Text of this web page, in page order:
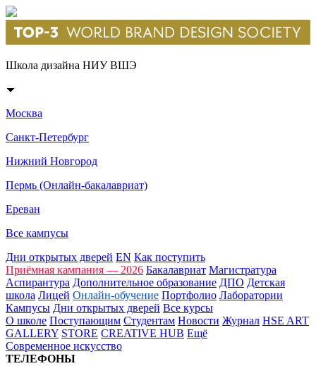
Школа дизайна НИУ ВШЭ
Москва
Санкт-Петербург
Нижний Новгород
Пермь (Онлайн-бакалавриат)
Ереван
Все кампусы
Дни открытых дверей EN Как поступить
Приёмная кампания — 2026 Бакалавриат Магистратура
Аспирантура Дополнительное образование ДПО Детская
школа Лицей Онлайн-обучение Портфолио Лаборатории
Кампусы Дни открытых дверей Все курсы
О школе Поступающим Студентам Новости Журнал HSE ART
GALLERY STORE CREATIVE HUB Ещё
Современное искусство
ТЕЛЕФОНЫ